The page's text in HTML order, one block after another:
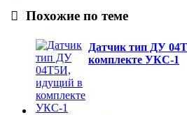
Похожие по теме
Датчик тип ДУ
комплекте УКС-1